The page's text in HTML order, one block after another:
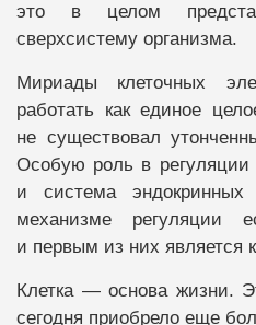
это в целом
сверхсистему организма.
Мириады клеточных
работать как единое
не существовал
Особую роль в регуляции
и система
механизме регуляции
и первым из них является
Клетка — основа жизни.
сегодня приобрело еще